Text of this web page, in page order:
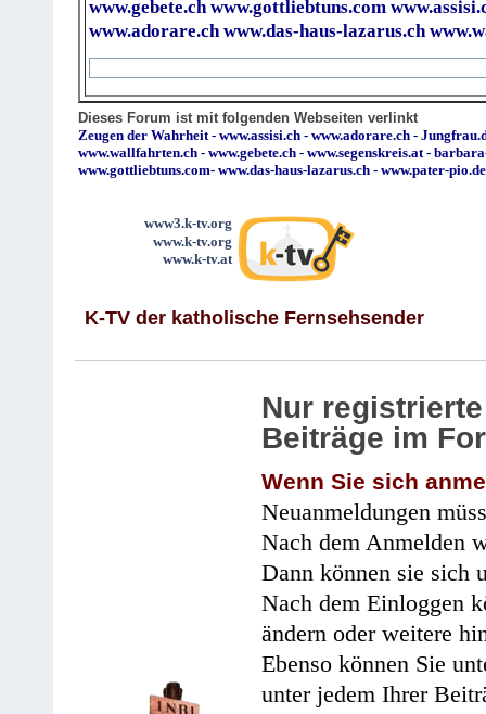
www.gebete.ch www.gottliebtuns.com
www.adorare.ch www.das-haus-lazarus.ch
Dieses Forum ist mit folgenden Webseiten verlinkt
Zeugen der Wahrheit - www.assisi.ch - www.adorare.ch -
www.wallfahrten.ch - www.gebete.ch - www.segenskreis.at -
www.gottliebtuns.com- www.das-haus-lazarus.ch - www.pater-pio.de
www3.k-tv.org
www.k-tv.org
www.k-tv.at
K-TV der katholische Fernsehsender
Nur
Beiträge im
Wenn Sie sich
Neuanmeldungen
Nach dem Anmelden
Dann können sie sich
Nach dem Einloggen
ändern oder weitere
Ebenso können Sie
unter jedem Ihrer